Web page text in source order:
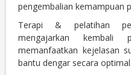
pengembalian kemampuan
Terapi & pelatihan
mengajarkan kembali
memanfaatkan kejelasan
bantu dengar secara optimal.